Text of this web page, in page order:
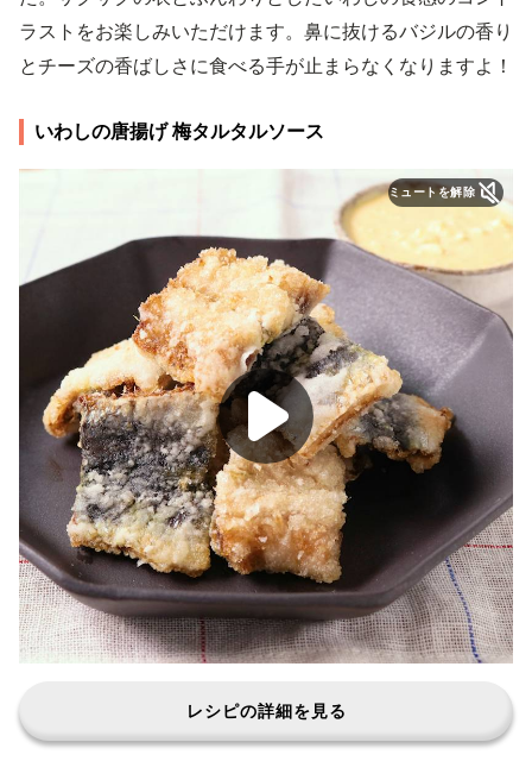
ラストをお楽しみいただけます。鼻に抜けるバジルの香り
とチーズの香ばしさに食べる手が止まらなくなりますよ！
いわしの唐揚げ 梅タルタルソース
ミュートを解除
レシピの詳細を見る